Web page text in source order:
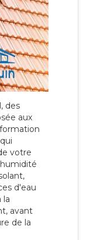
des
aux
votre
d'eau
la
avant
de la